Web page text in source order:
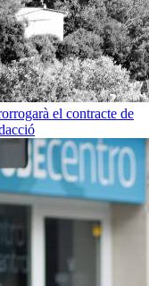
el contracte de